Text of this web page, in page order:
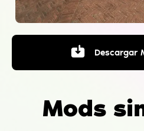
Descargar
Mods